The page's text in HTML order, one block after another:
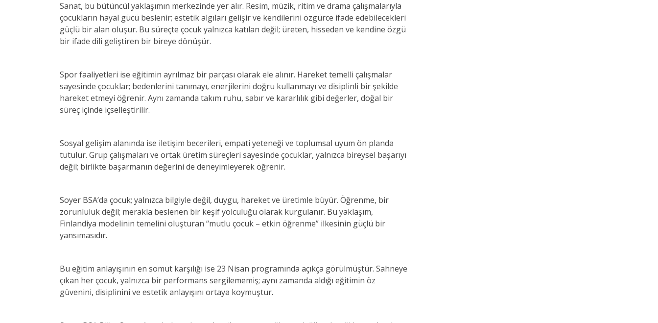
Sanat, bu bütüncül yaklaşımın merkezinde yer alır. Resim, müzik, ritim ve drama çalışmalarıyla
çocukların hayal gücü beslenir; estetik algıları gelişir ve kendilerini özgürce ifade edebilecekleri
güçlü bir alan oluşur. Bu süreçte çocuk yalnızca katılan değil; üreten, hisseden ve kendine özgü
bir ifade dili geliştiren bir bireye dönüşür.
Spor faaliyetleri ise eğitimin ayrılmaz bir parçası olarak ele alınır. Hareket temelli çalışmalar
sayesinde çocuklar; bedenlerini tanımayı, enerjilerini doğru kullanmayı ve disiplinli bir şekilde
hareket etmeyi öğrenir. Aynı zamanda takım ruhu, sabır ve kararlılık gibi değerler, doğal bir
süreç içinde içselleştirilir.
Sosyal gelişim alanında ise iletişim becerileri, empati yeteneği ve toplumsal uyum ön planda
tutulur. Grup çalışmaları ve ortak üretim süreçleri sayesinde çocuklar, yalnızca bireysel başarıyı
değil; birlikte başarmanın değerini de deneyimleyerek öğrenir.
Soyer BSA’da çocuk; yalnızca bilgiyle değil, duygu, hareket ve üretimle büyür. Öğrenme, bir
zorunluluk değil; merakla beslenen bir keşif yolculuğu olarak kurgulanır. Bu yaklaşım,
Finlandiya modelinin temelini oluşturan “mutlu çocuk – etkin öğrenme” ilkesinin güçlü bir
yansımasıdır.
Bu eğitim anlayışının en somut karşılığı ise 23 Nisan programında açıkça görülmüştür. Sahneye
çıkan her çocuk, yalnızca bir performans sergilememiş; aynı zamanda aldığı eğitimin öz
güvenini, disiplinini ve estetik anlayışını ortaya koymuştur.